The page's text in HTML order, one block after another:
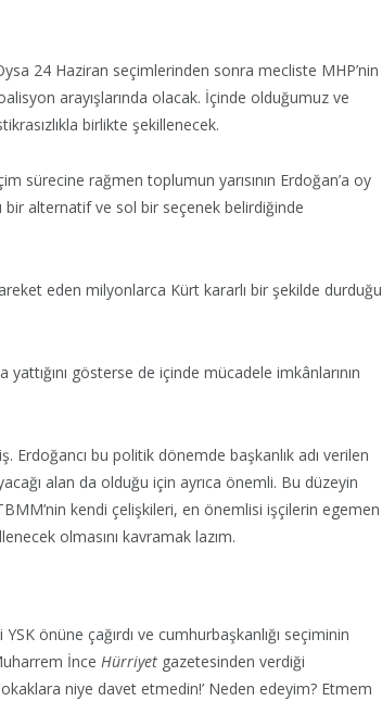
24 Haziran seçimlerinden sonra mecliste MHP’nin
arayışlarında olacak. İçinde olduğumuz ve
birlikte şekillenecek.
sürecine rağmen toplumun yarısının Erdoğan’a oy
alternatif ve sol bir seçenek belirdiğinde
eden milyonlarca Kürt kararlı bir şekilde durduğu
gösterse de içinde mücadele imkânlarının
Erdoğancı bu politik dönemde başkanlık adı verilen
alan da olduğu için ayrıca önemli. Bu düzeyin
kendi çelişkileri, en önemlisi işçilerin egemen
olmasını kavramak lazım.
önüne çağırdı ve cumhurbaşkanlığı seçiminin
İnce Hürriyet gazetesinden verdiği
niye davet etmedin!’ Neden edeyim? Etmem